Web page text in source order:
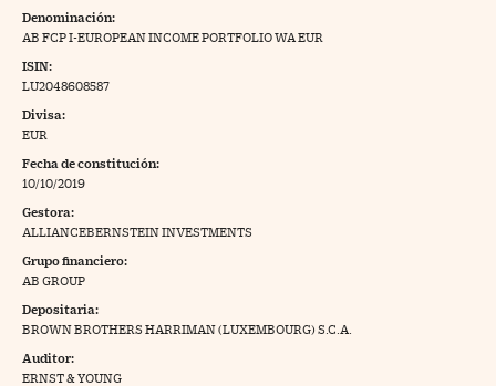
Pyme
Trading
a Cinco Días
Denominación:
AB FCP I-EUROPEAN INCOME PORTFOLIO WA EUR
ISIN:
LU2048608587
Divisa:
EUR
Fecha de constitución:
10/10/2019
Gestora:
ALLIANCEBERNSTEIN INVESTMENTS
Grupo financiero:
AB GROUP
Depositaria:
BROWN BROTHERS HARRIMAN (LUXEMBOURG) S.C.A.
Auditor:
ERNST & YOUNG